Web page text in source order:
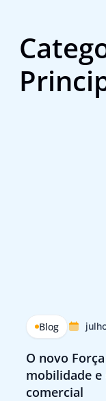
Blog
O novo
mobilidade e
comercial